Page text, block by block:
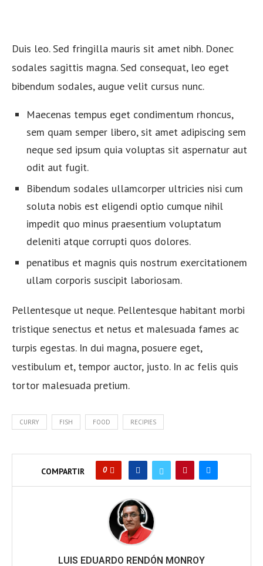
Duis leo. Sed fringilla mauris sit amet nibh. Donec
sodales sagittis magna. Sed consequat, leo eget
bibendum sodales, augue velit cursus nunc.
Maecenas tempus eget condimentum rhoncus,
sem quam semper libero, sit amet adipiscing sem
neque sed ipsum quia voluptas sit aspernatur aut
odit aut fugit.
Bibendum sodales ullamcorper ultricies nisi cum
soluta nobis est eligendi optio cumque nihil
impedit quo minus praesentium voluptatum
deleniti atque corrupti quos dolores.
penatibus et magnis quis nostrum exercitationem
ullam corporis suscipit laboriosam.
Pellentesque ut neque. Pellentesque habitant morbi
tristique senectus et netus et malesuada fames ac
turpis egestas. In dui magna, posuere eget,
vestibulum et, tempor auctor, justo. In ac felis quis
tortor malesuada pretium.
CURRY FISH FOOD RECIPIES
COMPARTIR 0
LUIS EDUARDO RENDÓN MONROY